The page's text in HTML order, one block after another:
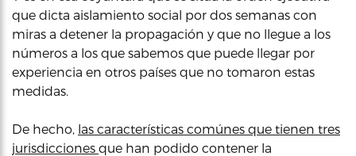
que dicta aislamiento social por dos semanas con
miras a detener la propagación y que no llegue a los
números a los que sabemos que puede llegar por
experiencia en otros países que no tomaron estas
medidas.
De hecho, las características comúnes que tienen tres
jurisdicciones que han podido contener la